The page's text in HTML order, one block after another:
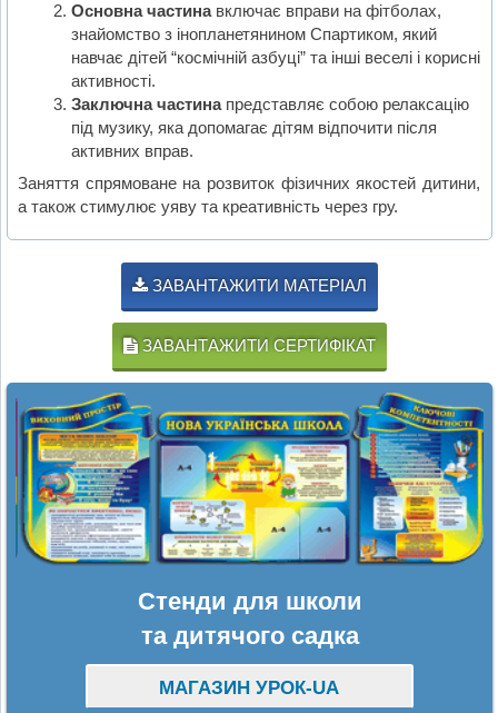
Основна частинавключає вправи на фітболах,
знайомство з інопланетянином Спартиком, який
навчає дітей “космічній азбуці” та інші веселі і корисні
активності.
Заключна частинапредставляє собою релаксацію
під музику, яка допомагає дітям відпочити після
активних вправ.
Заняття спрямоване на розвиток фізичних якостей дитини,
а також стимулює уяву та креативність через гру.
ЗАВАНТАЖИТИ МАТЕРІАЛ
ЗАВАНТАЖИТИ СЕРТИФІКАТ
Стенди для школи
та дитячого садка
МАГАЗИН УРОК-UA